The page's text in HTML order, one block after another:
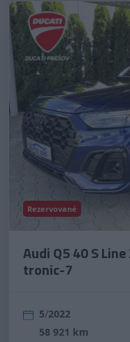
Rezervované
Audi Q5 40 S
tronic-7
5/2022
58 921 km